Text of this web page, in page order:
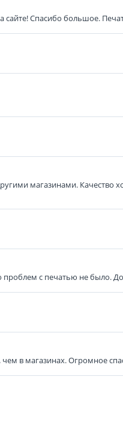
сайте! Спасибо большое.
магазинами. Качество
с печатью не было.
в магазинах. Огромное